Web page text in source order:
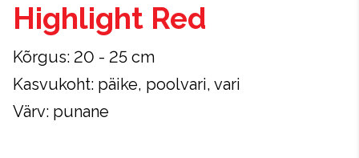
Highlight Red
Kõrgus: 20 - 25 cm
Kasvukoht: päike, poolvari, vari
Värv: punane